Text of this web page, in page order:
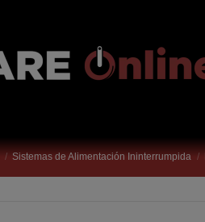
Sistemas de Alimentación Ininterrumpida